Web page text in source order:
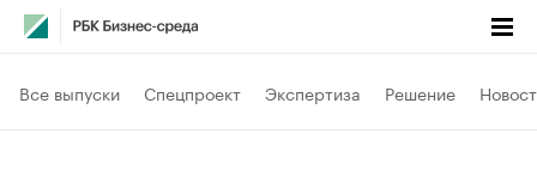
Все выпуски Спецпроект Экспертиза Решение